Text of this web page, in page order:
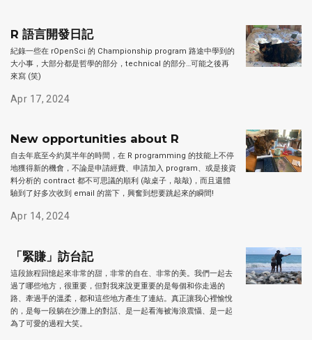
R 語言開發日記
紀錄一些在 rOpenSci 的 Championship program 路途中學到的
大小事，大部分都是哲學的部分，technical 的部分…可能之後再
來寫 (笑)
Apr 17, 2024
New opportunities about R
自去年底至今約莫半年的時間，在 R programming 的技能上不停
地獲得新的機會，不論是申請經費、申請加入 program、或是接資
料分析的 contract 都不可思議的順利 (敲桌子，敲敲)，而且還體
驗到了好多次收到 email 的當下，興奮到想要跳起來的瞬間!
Apr 14, 2024
「緊賺」訪台記
這段旅程回憶起來非常的甜，非常的自在、非常的美。我們一起去
過了哪些地方，很重要，但對我來說更重要的是每個和你走過的
路、牽過手的溫柔，都和這些地方產生了連結。真正讓我心裡愉悅
的，是每一段躺在沙灘上的對話、是一起看海被海浪震懾、是一起
為了可愛的過程大笑。